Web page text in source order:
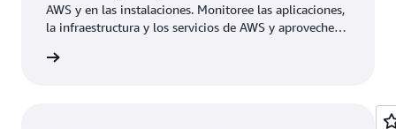
AWS y en las instalaciones. Monitoree las aplicaciones,
la infraestructura y los servicios de AWS y aproveche
realizar acciones automatizadas y reducir el tiempo